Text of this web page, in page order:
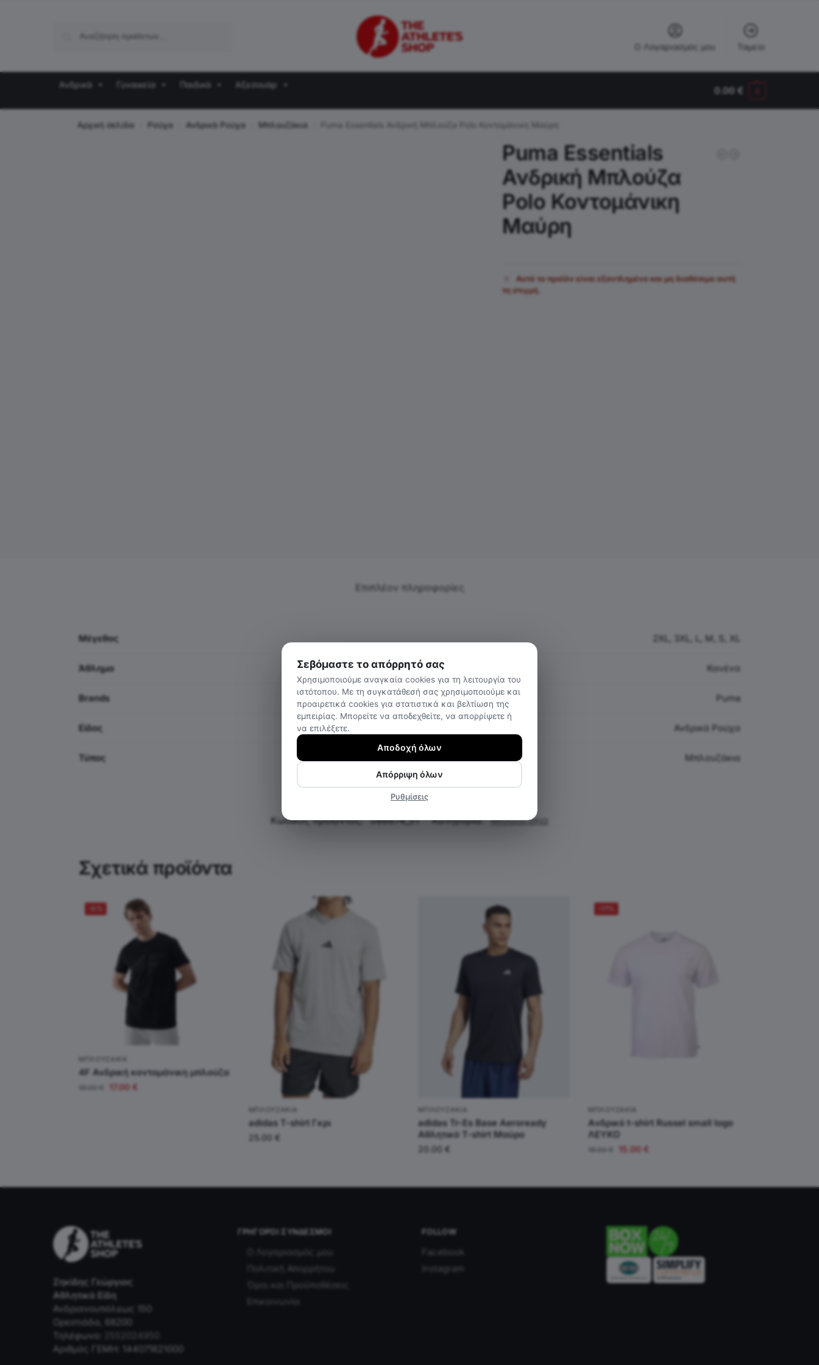
Ο Λογαριασμός μου Ταμείο
Ανδρικά Γυναικεία Παιδικά Αξεσουάρ
0.00€
Αρχική σελίδα Ρούχα Ανδρικά Ρούχα Μπλουζάκια Puma Essentials Ανδρική Μπλούζα Polo Κοντομάνικη Μαύρη
Puma Essentials
Ανδρική Μπλούζα
Polo Κοντομάνικη
Μαύρη
Αυτό το προϊόν είναι εξαντλημένο και μη διαθέσιμο αυτή
τη στιγμή.
Επιπλέον πληροφορίες
Μέγεθος 2XL, 3XL, L, M, S, XL
Άθλημα Κανένα
Brands Puma
Είδος Ανδρικά Ρούχα
Τύπος Μπλουζάκια
Κωδικός προϊόντος: 586674_51 Κατηγορία: Μπλουζάκια
Σχετικά προϊόντα
4F Ανδρική κοντομάνικη μπλούζα
17.00 €
adidas T-shirt Γκρι
25.00 €
adidas Tr-Es Base Aeroready
Αθλητικό T-shirt Μαύρο
20.00€
Aνδρικό t-shirt Russel small logo
ΛΕΥΚΟ
15.00€
Ζηκίδης Γεώργιος
Αθλητικά Είδη
Ανδριανουπόλεως 150
Ορεστιάδα, 68200
Τηλέφωνο:
Αριθμός ΓΕΜΗ: 144071621000
ΓΡΉΓΟΡΟΙ ΣΎΝΔΕΣΜΟΙ
Πολιτική Απορρήτου
Όροι και Προϋποθέσεις
Επικοινωνία
FOLLOW
Facebook
Instagram
Σεβόμαστε το απόρρητό σας
Χρησιμοποιούμε αναγκαία cookies για τη λειτουργία του
ιστότοπου. Με τη συγκατάθεσή σας χρησιμοποιούμε και
προαιρετικά cookies για στατιστικά και βελτίωση της
εμπειρίας. Μπορείτε να αποδεχθείτε, να απορρίψετε ή
να επιλέξετε.
Αποδοχή όλων
Απόρριψη όλων
Ρυθμίσεις